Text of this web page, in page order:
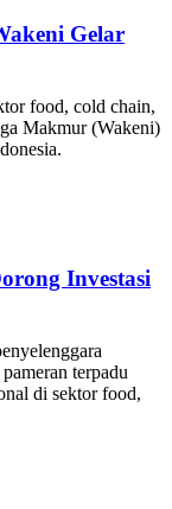
Gelar
food, cold chain,
Makmur (Wakeni)
Investasi
terpadu
di sektor food,